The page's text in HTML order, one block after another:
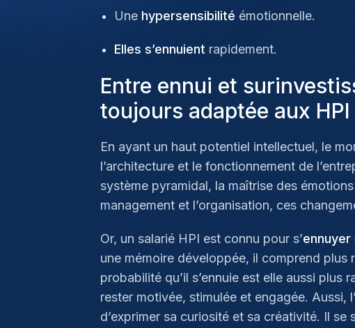
Une hypersensibilité émotionnelle.
Elles s’ennuient rapidement.
Entre ennui et
toujours adaptée aux HPI
En ayant un haut potentiel intellectuel, le
l’architecture et le fonctionnement de
système pyramidal, la maîtrise des
management et l’organisation, ces
Or, un salarié HPI est connu pour s’ennuyer
une mémoire développée, il comprend plus
probabilité qu’il s’ennuie est elle aussi plus
rester motivée, stimulée et engagée. Aussi,
d’exprimer sa curiosité et sa créativité. Il